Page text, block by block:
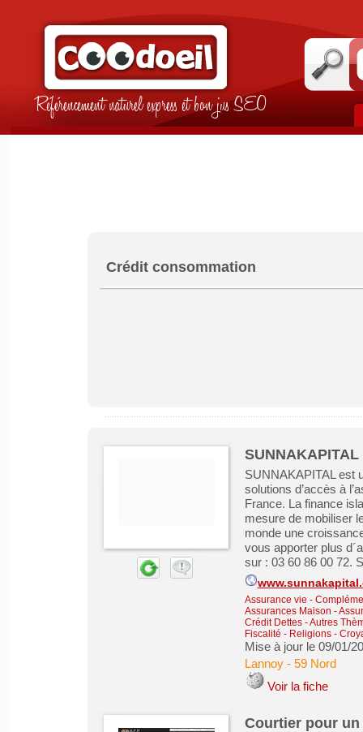
Référencement naturel express et bon jus SEO
Crédit consommation
SUNNAKAPITAL est
solutions d’accès à
France. La finance
mesure de mobiliser
monde une
vous apporter plus
sur : 03 60 86 00 72.
Assurance vie -
Assurances Maison -
Crédit Dettes-Autres
Fiscalité - Religions -
Mise à jour le 09/01/
Lannoy- 59 Nord
Voir la fiche
Courtier pour un